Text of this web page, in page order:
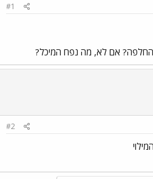
#1
אם לא, מה נפח המיכל?
#2